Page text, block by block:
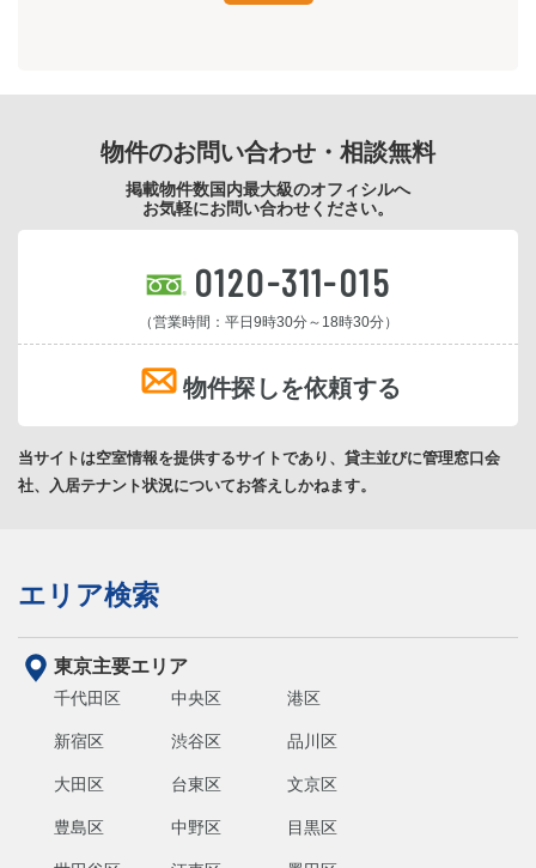
物件のお問い合わせ・相談無料
掲載物件数国内最大級のオフィシルへ
お気軽にお問い合わせください。
0120-311-015
（営業時間：平日9時30分～18時30分）
物件探しを依頼する
当サイトは空室情報を提供するサイトであり、貸主並びに管理窓口会
社、入居テナント状況についてお答えしかねます。
エリア検索
東京主要エリア
千代田区 中央区 港区
新宿区 渋谷区 品川区
大田区 台東区 文京区
豊島区 中野区 目黒区